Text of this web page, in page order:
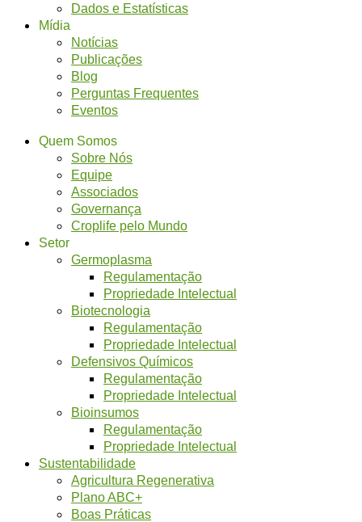
Dados e Estatísticas
Mídia
Notícias
Publicações
Blog
Perguntas Frequentes
Eventos
Quem Somos
Sobre Nós
Equipe
Associados
Governança
Croplife pelo Mundo
Setor
Germoplasma
Regulamentação
Propriedade Intelectual
Biotecnologia
Regulamentação
Propriedade Intelectual
Defensivos Químicos
Regulamentação
Propriedade Intelectual
Bioinsumos
Regulamentação
Propriedade Intelectual
Sustentabilidade
Agricultura Regenerativa
Plano ABC+
Boas Práticas